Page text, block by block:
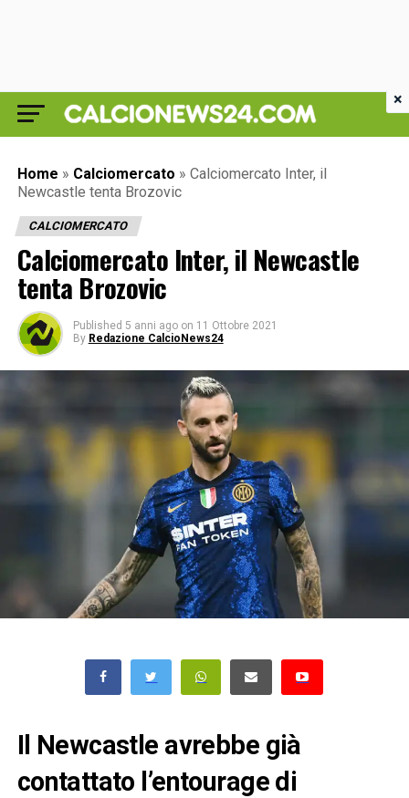
Home » Calciomercato » Calciomercato Inter, il
Newcastle tenta Brozovic
CALCIOMERCATO
Calciomercato Inter, il Newcastle
tenta Brozovic
Published 5 anni ago on 11 Ottobre 2021
By Redazione CalcioNews24
Il Newcastle avrebbe già
contattato l’entourage di
×